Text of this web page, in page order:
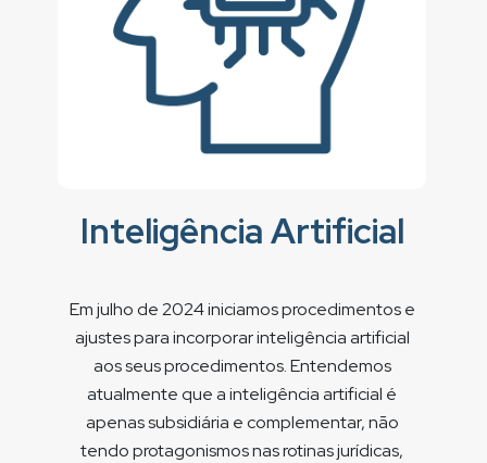
Inteligência Artificial
Em julho de 2024 iniciamos procedimentos e
ajustes para incorporar inteligência artificial
aos seus procedimentos. Entendemos
atualmente que a inteligência artificial é
apenas subsidiária e complementar, não
tendo protagonismos nas rotinas jurídicas,